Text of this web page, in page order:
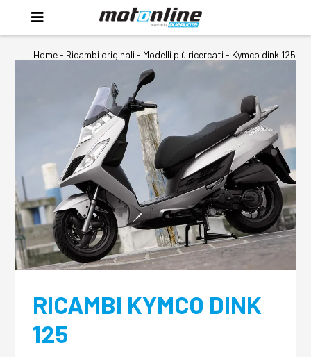
Home- Ricambi originali - Modelli più ricercati - Kymco dink 125
RICAMBI KYMCO DINK
125